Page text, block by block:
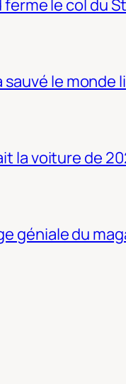
ferme le col du
le monde
la voiture de
géniale du